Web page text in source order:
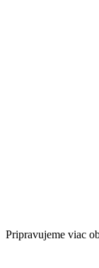
12. november 2025
Pripravujeme viac